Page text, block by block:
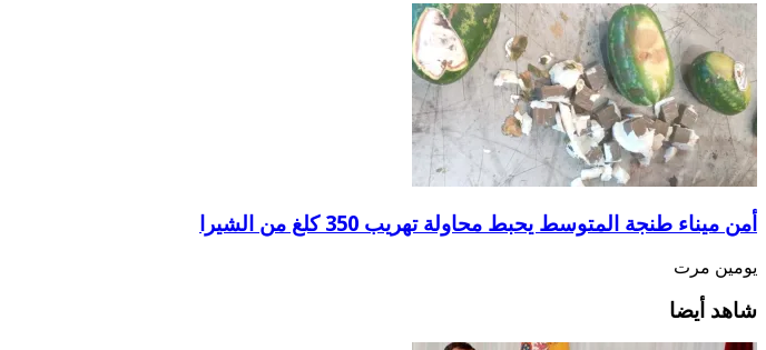
أمن ميناء طنجة المتوسط يحبط محاولة تهريب 350 كلغ من الشيرا
يومين مرت
شاهد أيضا